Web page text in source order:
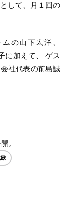
して、月１回の
の山下宏洋、
に加えて、 ゲス
社代表の前島誠
。
欧